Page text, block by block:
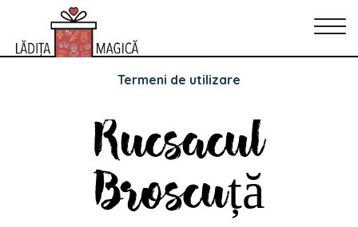
Rucsacul
Broscuță
Politica de cookie-uri
Termeni de utilizare